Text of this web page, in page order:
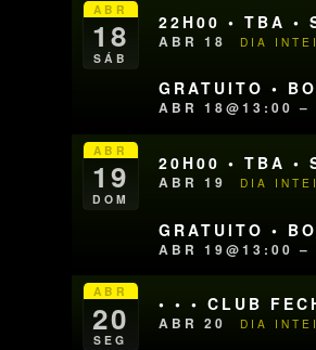
ABR
18
SÁB
22H00 • TBA •
ABR 18 DIA
GRATUITO •
ABR 18@13:00 –
ABR
19
DOM
20H00 • TBA •
ABR 19 DIA
GRATUITO •
ABR 19@13:00 –
ABR
20
SEG
• • • CLUB
ABR 20 DIA